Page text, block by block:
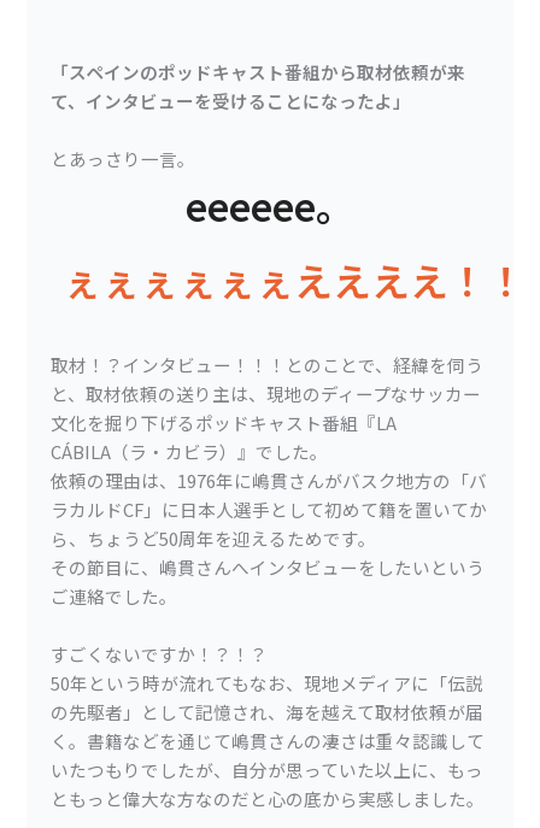
「スペインのポッドキャスト番組から取材依頼が来
て、インタビューを受けることになったよ」
とあっさり一言。
eeeeee。
ぇぇぇぇぇぇええええ！！
取材！？インタビュー！！！とのことで、経緯を伺う
と、取材依頼の送り主は、現地のディープなサッカー
文化を掘り下げるポッドキャスト番組『LA
CÁBILA（ラ・カビラ）』でした。
依頼の理由は、1976年に嶋貫さんがバスク地方の「バ
ラカルドCF」に日本人選手として初めて籍を置いてか
ら、ちょうど50周年を迎えるためです。
その節目に、嶋貫さんへインタビューをしたいという
ご連絡でした。
すごくないですか！？！？
50年という時が流れてもなお、現地メディアに「伝説
の先駆者」として記憶され、海を越えて取材依頼が届
く。書籍などを通じて嶋貫さんの凄さは重々認識して
いたつもりでしたが、自分が思っていた以上に、もっ
ともっと偉大な方なのだと心の底から実感しました。